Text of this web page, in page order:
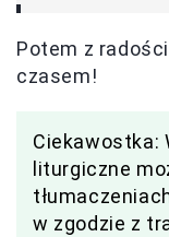
Potem z
czasem!
Ciekawostka:
liturgiczne
w zgodzie z